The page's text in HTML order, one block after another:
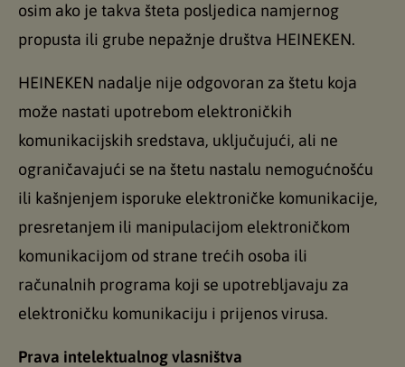
osim ako je takva šteta posljedica namjernog
propusta ili grube nepažnje društva HEINEKEN.
HEINEKEN nadalje nije odgovoran za štetu koja
može nastati upotrebom elektroničkih
komunikacijskih sredstava, uključujući, ali ne
ograničavajući se na štetu nastalu nemogućnošću
ili kašnjenjem isporuke elektroničke komunikacije,
presretanjem ili manipulacijom elektroničkom
komunikacijom od strane trećih osoba ili
računalnih programa koji se upotrebljavaju za
elektroničku komunikaciju i prijenos virusa.
Prava intelektualnog vlasništva